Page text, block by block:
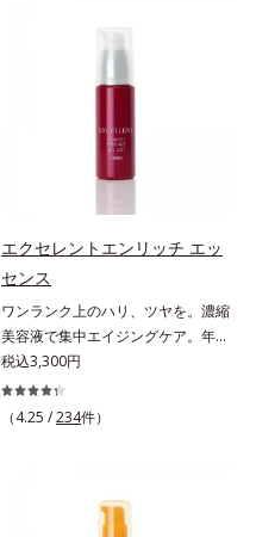
なたのエイジングケアを応援しま
す。*1 メラニンの生成を抑え、シ
ミ・ソバカスを防ぐ（ウォッシュを
リーズの保湿力*3 年齢に応じたお
手入れのこと*4 うるおいによる
*5 乾燥、ハリ・ツヤのなさ*6
乾燥による*7 保湿成分*8 ロニ
セラカエルレア果汁、ノバラエキス
配合＝うるおいを与えハリと透明感
に満ちた肌へ導く保湿成分*9 メマ
ツヨイグサ抽出液、スイカズラエキ
ス配合＝角層のすみずみまで水分・
油分を保ち、ハリ・ツヤを与える保
湿成分*10 気持ちのこと
はなく、肌で起きていることの根本
原因に着目。加齢とともに現れる年
齢サインについて研究を進めたとこ
のなさ」や、くすみ(*5)などが現れ
ている状態である「透明感のなさ」
が、大人の肌印象に大きな影響を与
えていることがわかりました。そこ
美容成分(*9)として「G.D.F.アクテ
ィベーター(*10)」を配合。そし
て、従来から配合している美白(*1)
有効成分「トラネキサム酸」を配合
しました。さらに、シリーズ共通の
美容成分「GLルートブースター
(*11)」を配合することで、肌のふ
上向き(*12)のハリと透明感を。効
エクセレントエンリッチ エッ
センス
ワンランク上のハリ、ツヤを。濃縮
美容液で集中エイジングケア。年齢
を重ねた肌に、濃縮エッセンスがさ
らにワンランク上のエイジングケア
(*)を。ハリ、ツヤを集中ケアする保
透し、肌はもっちり、やわらか。角
税込3,300円
（4.25 /234件）